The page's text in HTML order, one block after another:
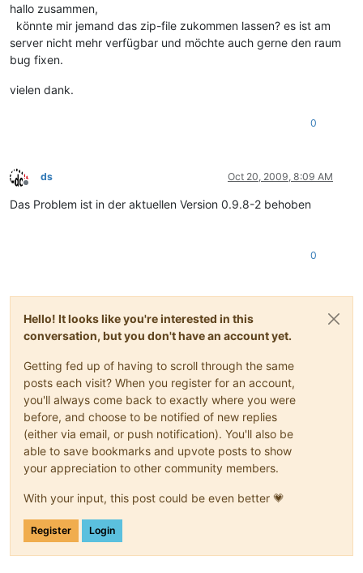
hallo zusammen,
könnte mir jemand das zip-file zukommen lassen? es ist am
server nicht mehr verfügbar und möchte auch gerne den raum
bug fixen.
vielen dank.
0
Offline
ds Oct 20, 2009, 8:09 AM
Das Problem ist in der aktuellen Version 0.9.8-2 behoben
0
Hello! It looks like you're interested in this
conversation, but you don't have an account yet.
Getting fed up of having to scroll through the same
posts each visit? When you register for an account,
you'll always come back to exactly where you were
before, and choose to be notified of new replies
(either via email, or push notification). You'll also be
able to save bookmarks and upvote posts to show
your appreciation to other community members.
With your input, this post could be even better 💗
Register Login